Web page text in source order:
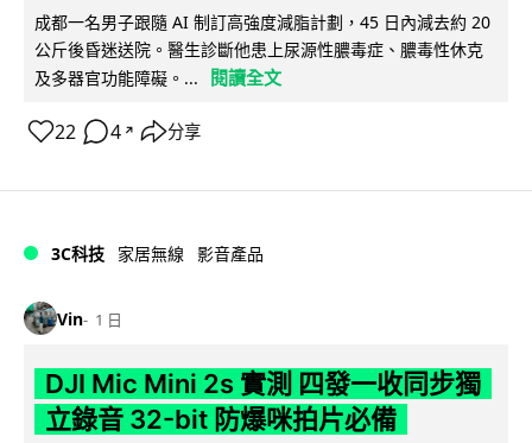
成都一名男子跟隨 AI 制訂高強度減脂計劃，45 日內減去約 20
公斤後昏迷送院。醫生診斷他患上尿源性膿毒症、膿毒性休克
及多器官功能障礙。...
閱讀全文
22 4 ↗ 分享
3C科技 家居無線 影音產品
Vin 1 日
DJI Mic Mini 2s 實測 四發一收同步獨
立錄音 32-bit 防爆咪拍片必備